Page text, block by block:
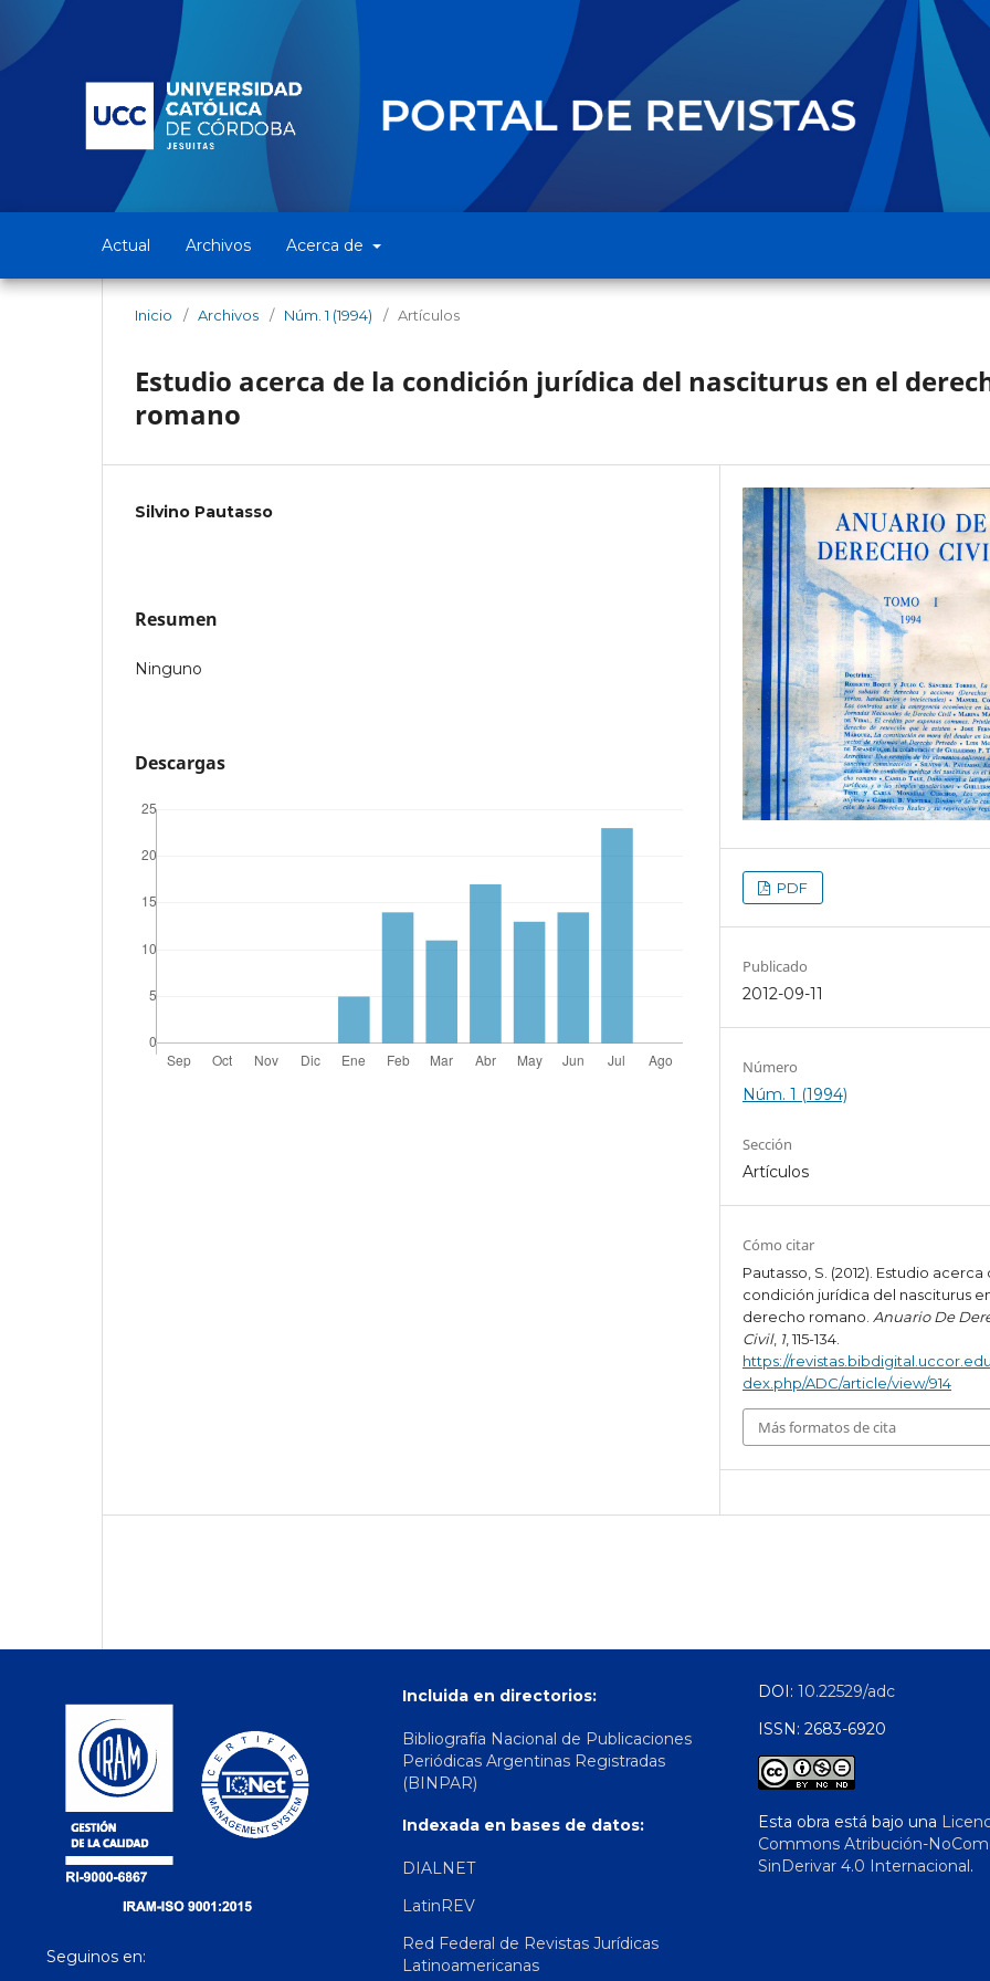
Actual Archivos Acerca de
Inicio / Archivos / Núm. 1 (1994) / Artículos
Estudio acerca de la condición jurídica del nasciturus en el
romano
Silvino Pautasso
Resumen
Ninguno
Descargas
PDF
Publicado
2012-09-11
Número
Núm. 1 (1994)
Sección
Artículos
Cómo citar
Pautasso, S. (2012). Estudio acerca
condición jurídica del nasciturus
derecho romano. Anuario De
Civil, 1, 115-134.
https://
dex.php/ADC/article/view/914
Más formatos de cita
Seguinos en:
Incluida en directorios:
Bibliografía Nacional de Publicaciones
Periódicas Argentinas Registradas
(BINPAR)
Indexada en bases de datos:
DIALNET
LatinREV
Red Federal de Revistas Jurídicas
Latinoamericanas
DOI: 10.22529/adc
ISSN: 2683-6920
Esta obra está bajo una
Commons Atribución-
SinDerivar 4.0 Internacional.